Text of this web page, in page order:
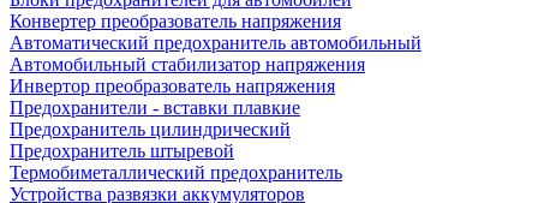
Конвертер преобразователь напряжения
Автоматический предохранитель автомобильный
Автомобильный стабилизатор напряжения
Инвертор преобразователь напряжения
Предохранители - вставки плавкие
Предохранитель цилиндрический
Предохранитель штыревой
Термобиметаллический предохранитель
Устройства развязки аккумуляторов